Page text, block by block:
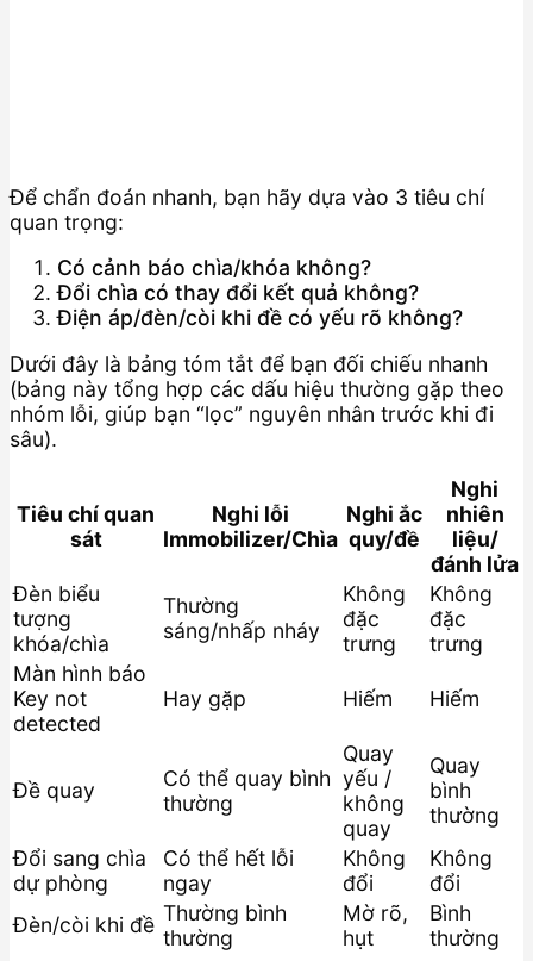
Để chẩn đoán nhanh, bạn hãy dựa vào 3 tiêu chí
quan trọng:
Có cảnh báo chìa/khóa không?
Đổi chìa có thay đổi kết quả không?
Điện áp/đèn/còi khi đề có yếu rõ không?
Dưới đây là bảng tóm tắt để bạn đối chiếu nhanh
(bảng này tổng hợp các dấu hiệu thường gặp theo
nhóm lỗi, giúp bạn “lọc” nguyên nhân trước khi đi
sâu).
Tiêu chí quan
sát
Nghi lỗi
Immobilizer/Chìa
Nghi ắc
quy/đề
Nghi
nhiên
liệu/
đánh lửa
Đèn biểu
tượng
khóa/chìa
Thường
sáng/nhấp nháy
Không
đặc
trưng
Không
đặc
trưng
Màn hình báo
Key not
detected
Hay gặp Hiếm Hiếm
Đề quay
Có thể quay bình
thường
Quay
yếu /
không
quay
Quay
bình
thường
Đổi sang chìa
dự phòng
Có thể hết lỗi
ngay
Không
đổi
Không
đổi
Đèn/còi khi đề Thường bình
thường
Mờ rõ,
hụt
Bình
thường